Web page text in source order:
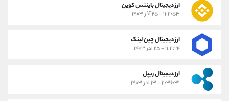
ارز دیجیتال بایننس کوین
۱۱:۱۱:۵۳ - ۲۵ آذر ۱۴۰۳
ارز دیجیتال چین لینک
۱۱:۱۱:۲۴ - ۲۵ آذر ۱۴۰۳
ارز دیجیتال ریپل
۱۱:۳۶:۳۱ - ۱۳ آذر ۱۴۰۳